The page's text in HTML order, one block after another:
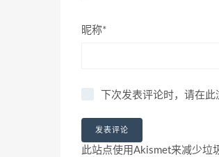
昵称*
下次发表评论时，请在
此站点使用Akismet来减少垃